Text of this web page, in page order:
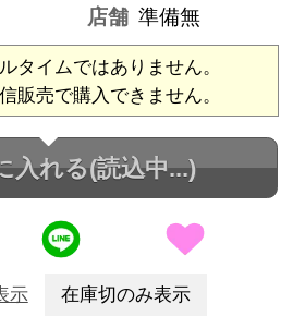
店舗 準備無
タイムではありません。
販売で購入できません。
入れる(読込中...)
示 在庫切のみ表示